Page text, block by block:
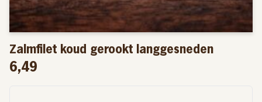
Zalmfilet koud gerookt langgesneden
6,49